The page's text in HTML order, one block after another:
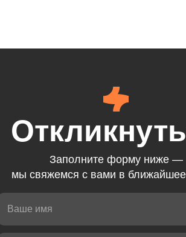
Заполните форму ниже —
мы свяжемся с вами в